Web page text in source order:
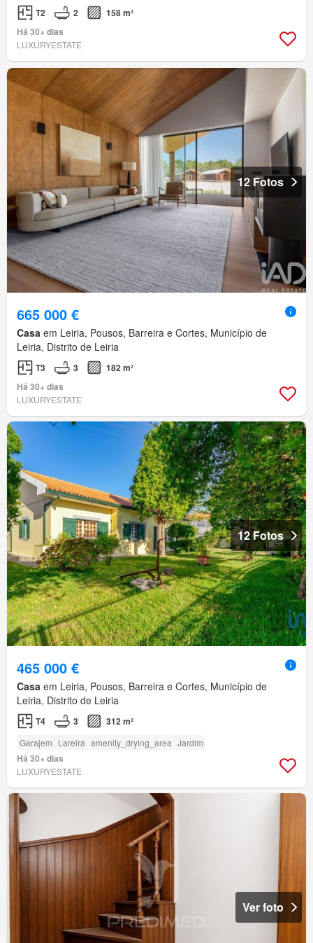
T2 2
158 m²
Há 30+ dias
LUXURYESTATE
12 Fotos
665 000 €
Casa em Leiria, Pousos, Barreira e Cortes, Município de
Leiria, Distrito de Leiria
T3 3
182 m²
Há 30+ dias
LUXURYESTATE
12 Fotos
465 000 €
Casa em Leiria, Pousos, Barreira e Cortes, Município de
Leiria, Distrito de Leiria
T4 3 312 m²
Garajem Lareira amenity_drying_area Jardim
Há 30+ dias
LUXURYESTATE
Ver foto